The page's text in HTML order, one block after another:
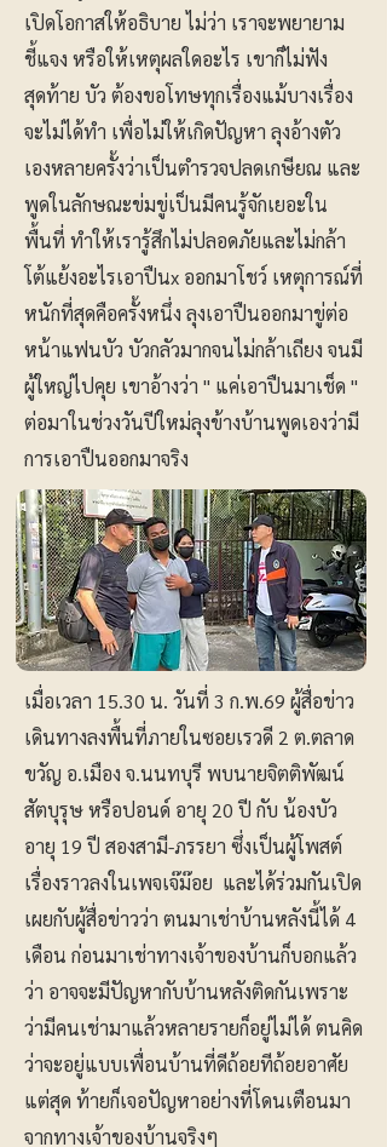
เปิดโอกาสให้อธิบาย ไม่ว่า เราจะพยายาม
ชี้แจง หรือให้เหตุผลใดอะไร เขาก็ไม่ฟัง
สุดท้าย บัว ต้องขอโทษทุกเรื่องแม้บางเรื่อง
จะไม่ได้ทำ เพื่อไม่ให้เกิดปัญหา ลุงอ้างตัว
เองหลายครั้งว่าเป็นตำรวจปลดเกษียณ และ
พูดในลักษณะข่มขู่เป็นมีคนรู้จักเยอะใน
พื้นที่ ทำให้เรารู้สึกไม่ปลอดภัยและไม่กล้า
โต้แย้งอะไรเอาปืนx ออกมาโชว์ เหตุการณ์ที่
หนักที่สุดคือครั้งหนึ่ง ลุงเอาปืนออกมาขู่ต่อ
หน้าแฟนบัว บัวกลัวมากจนไม่กล้าเถียง จนมี
ผู้ใหญ่ไปคุย เขาอ้างว่า " แค่เอาปืนมาเช็ด "
ต่อมาในช่วงวันปีใหม่ลุงข้างบ้านพูดเองว่ามี
การเอาปืนออกมาจริง
เมื่อเวลา 15.30 น. วันที่ 3 ก.พ.69 ผู้สื่อข่าว
เดินทางลงพื้นที่ภายในซอยเรวดี 2 ต.ตลาด
ขวัญ อ.เมือง จ.นนทบุรี พบนายจิตติพัฒน์
สัตบุรุษ หรือปอนด์ อายุ 20 ปี กับ น้องบัว
อายุ 19 ปี สองสามี-ภรรยา ซึ่งเป็นผู้โพสต์
เรื่องราวลงในเพจเจ๊ม๊อย และได้ร่วมกันเปิด
เผยกับผู้สื่อข่าวว่า ตนมาเช่าบ้านหลังนี้ได้ 4
เดือน ก่อนมาเช่าทางเจ้าของบ้านก็บอกแล้ว
ว่า อาจจะมีปัญหากับบ้านหลังติดกันเพราะ
ว่ามีคนเช่ามาแล้วหลายรายก็อยู่ไม่ได้ ตนคิด
ว่าจะอยู่แบบเพื่อนบ้านที่ดีถ้อยทีถ้อยอาศัย
แต่สุด ท้ายก็เจอปัญหาอย่างที่โดนเตือนมา
จากทางเจ้าของบ้านจริงๆ